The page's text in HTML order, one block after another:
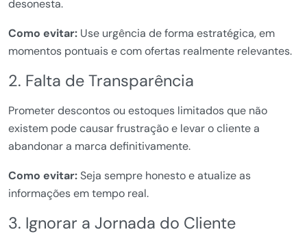
desonesta.
Como evitar: Use urgência de forma estratégica, em
momentos pontuais e com ofertas realmente relevantes.
2. Falta de Transparência
Prometer descontos ou estoques limitados que não
existem pode causar frustração e levar o cliente a
abandonar a marca definitivamente.
Como evitar:Seja sempre honesto e atualize as
informações em tempo real.
3. Ignorar a Jornada do Cliente